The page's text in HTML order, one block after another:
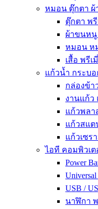
หมอน ตุ๊กตา ผ้
ตุ๊กตา พรี
ผ้าขนหนู
หมอน ห
เสื้อ พรีเ
แก้วน้ำ กระบ
กล่องข้า
งานแก้ว
แก้วพลา
แก้วสแต
แก้วเซร
ไอที คอมพิวเต
Power
USB /
นาฬิกา